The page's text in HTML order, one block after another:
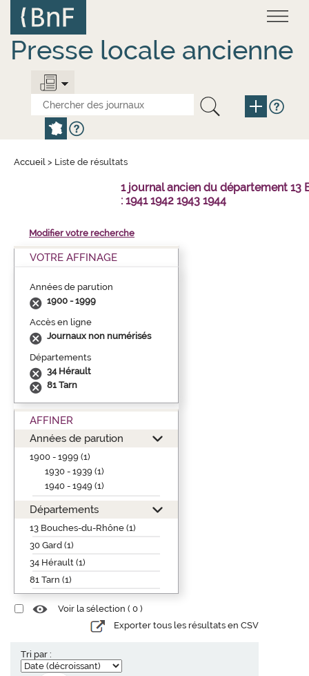
contenu
principal
Presse locale ancienne
Accueil > Liste de résultats
1 journal ancien du département
: 1941 1942 1943 1944
Modifier votre recherche
VOTRE AFFINAGE
Années de parution
1900 - 1999
Accès en ligne
Journaux non numérisés
Départements
34 Hérault
81 Tarn
AFFINER
Années de parution
1900 - 1999 (1)
1930 - 1939 (1)
1940 - 1949 (1)
Départements
13 Bouches-du-Rhône (1)
30 Gard (1)
34 Hérault (1)
81 Tarn (1)
Voir la sélection ( 0 )
Exporter tous les résultats en CSV
Tri par :
Panneau de gestion des cookies